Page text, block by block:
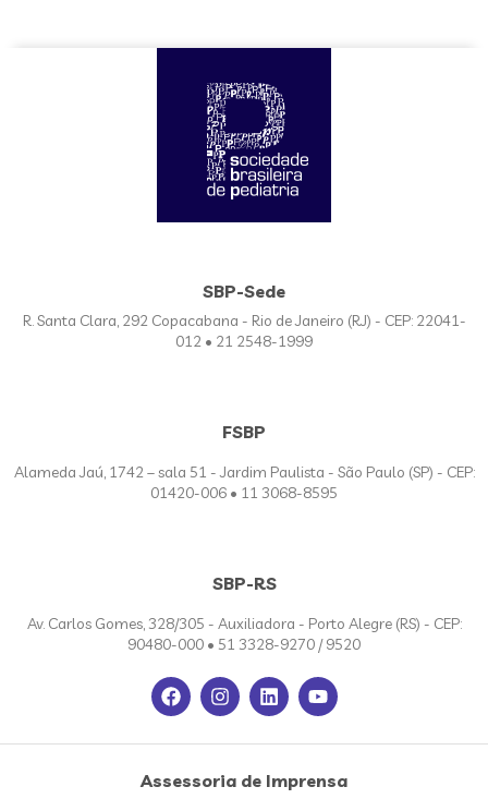
SBP-Sede
R. Santa Clara, 292 Copacabana - Rio de Janeiro (RJ) - CEP: 22041-
012 • 21 2548-1999
FSBP
Alameda Jaú, 1742 – sala 51 - Jardim Paulista - São Paulo (SP) - CEP:
01420-006 • 11 3068-8595
SBP-RS
Av. Carlos Gomes, 328/305 - Auxiliadora - Porto Alegre (RS) - CEP:
90480-000 • 51 3328-9270 / 9520
Assessoria de Imprensa